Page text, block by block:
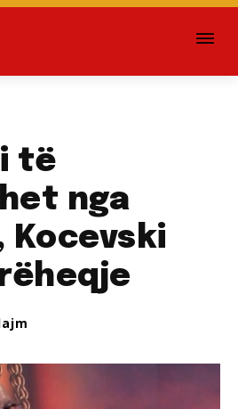
të
nga
Kocevski